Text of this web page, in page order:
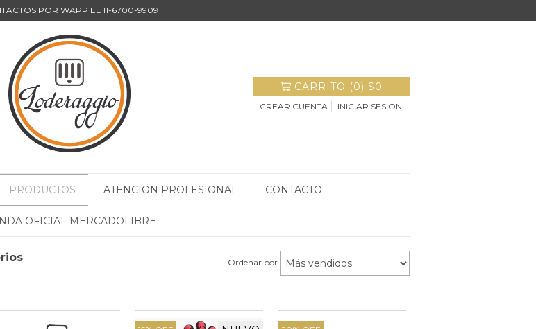
POR WAPP EL 11-6700-9909
CARRITO (0) $0
CREAR CUENTA INICIAR SESIÓN
PRODUCTOS ATENCION PROFESIONAL CONTACTO
OFICIAL MERCADOLIBRE
Ordenar por